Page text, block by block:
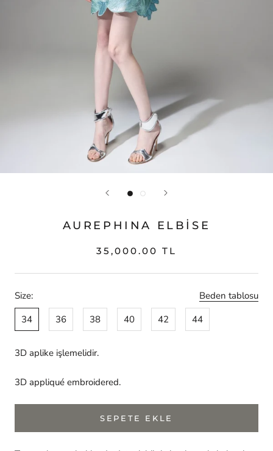
AUREPHINA ELBISE
35,000.00 TL
Size:
Beden tablosu
34
36 38 40 42 44
3D aplike işlemelidir.
3D appliqué embroidered.
SEPETE EKLE